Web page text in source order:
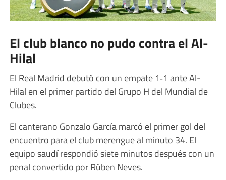
El club blanco no pudo contra el Al-
Hilal
El Real Madrid debutó con un empate 1‑1 ante Al-
Hilal en el primer partido del Grupo H del Mundial de
Clubes.
El canterano Gonzalo García marcó el primer gol del
encuentro para el club merengue al minuto 34. El
equipo saudí respondió siete minutos después con un
penal convertido por Rúben Neves.